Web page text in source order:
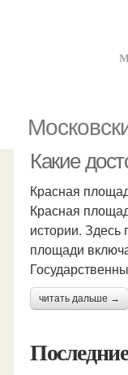
Какие
Красная
Красная
истории.
площади
читать дальше →